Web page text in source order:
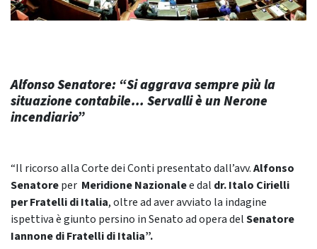
Alfonso Senatore: “Si aggrava sempre più la
situazione contabile… Servalli è un Nerone
incendiario”
“Il ricorso alla Corte dei Conti presentato dall’avv.Alfonso
Senatoreper Meridione Nazionalee dal dr. Italo Cirielli
per Fratelli di Italia, oltre ad aver avviato la indagine
ispettiva è giunto persino in Senato ad opera delSenatore
Iannone di Fratelli di Italia”.